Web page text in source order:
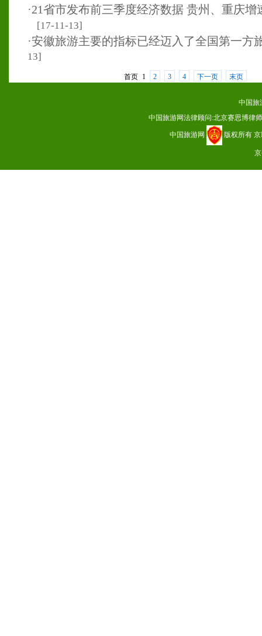
·21省市发布前三季度经济数据 贵州、重庆增
[17-11-13]
·安徽旅游主要的指标已经迈入了全国第一方
13]
首页 1 2 3 4 下一页 末页
中国旅
中国旅游网法律顾问:北京赛思博律
中国旅游网 版权所有 京